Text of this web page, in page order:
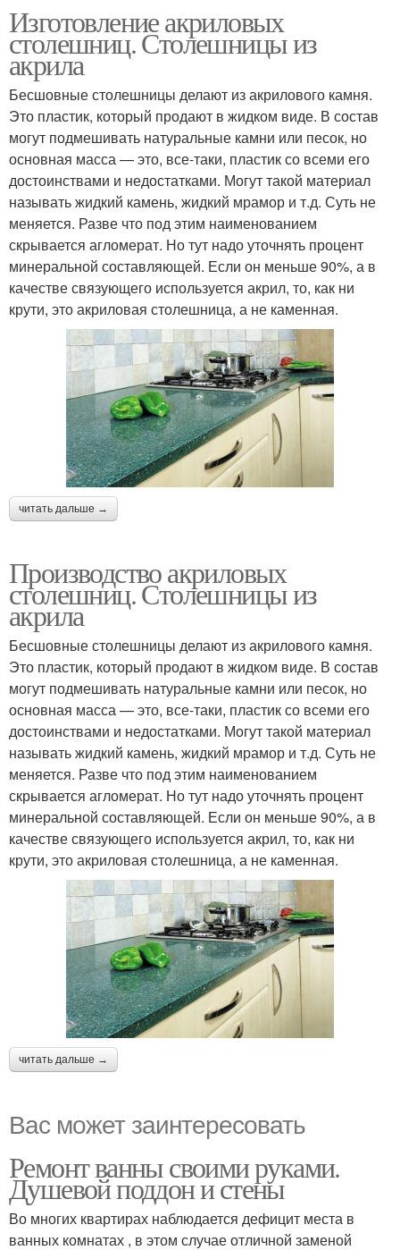
Изготовление акриловых
столешниц. Столешницы из
акрила
Бесшовные столешницы делают из акрилового камня.
Это пластик, который продают в жидком виде. В состав
могут подмешивать натуральные камни или песок, но
основная масса — это, все-таки, пластик со всеми его
достоинствами и недостатками. Могут такой материал
называть жидкий камень, жидкий мрамор и т.д. Суть не
меняется. Разве что под этим наименованием
скрывается агломерат. Но тут надо уточнять процент
минеральной составляющей. Если он меньше 90%, а в
качестве связующего используется акрил, то, как ни
крути, это акриловая столешница, а не каменная.
читать дальше →
Производство акриловых
столешниц. Столешницы из
акрила
Бесшовные столешницы делают из акрилового камня.
Это пластик, который продают в жидком виде. В состав
могут подмешивать натуральные камни или песок, но
основная масса — это, все-таки, пластик со всеми его
достоинствами и недостатками. Могут такой материал
называть жидкий камень, жидкий мрамор и т.д. Суть не
меняется. Разве что под этим наименованием
скрывается агломерат. Но тут надо уточнять процент
минеральной составляющей. Если он меньше 90%, а в
качестве связующего используется акрил, то, как ни
крути, это акриловая столешница, а не каменная.
читать дальше →
Вас может заинтересовать
Ремонт ванны своими руками.
Душевой поддон и стены
Во многих квартирах наблюдается дефицит места в
ванных комнатах , в этом случае отличной заменой